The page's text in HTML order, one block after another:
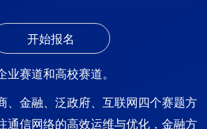
开始报名
赛道和高校赛道。
、金融、泛政府、互联网四个赛题方
通信网络的高效运维与优化，金融方